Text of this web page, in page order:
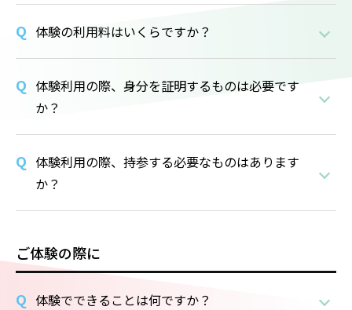
体験の利用料はいくらですか？
体験利用の際、身分を証明するものは必要です
か？
体験利用の際、持参する必要なものはあります
か？
ご体験の際に
体験でできることは何ですか？